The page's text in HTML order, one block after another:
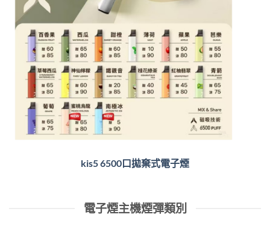
kis5 6500口拋棄式電子煙
電子煙主機煙彈類別